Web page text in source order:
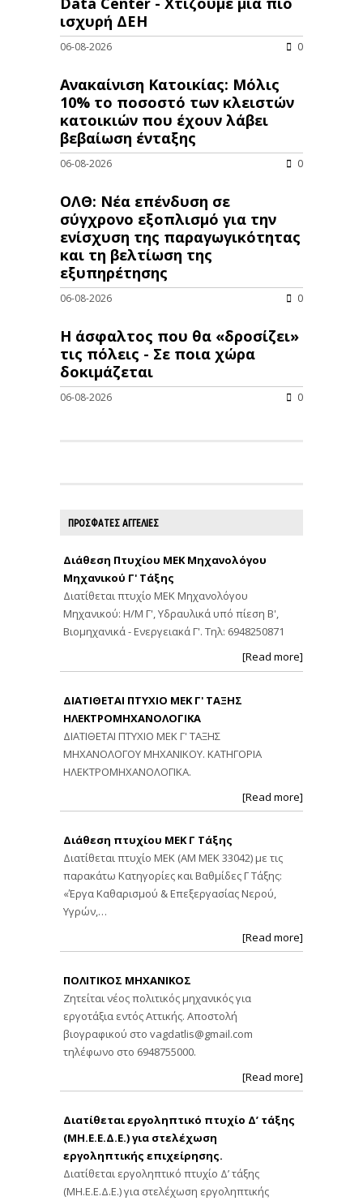
ισχυρή ΔΕΗ
06-08-2026 0
Ανακαίνιση Κατοικίας: Μόλις
10% το ποσοστό των κλειστών
κατοικιών που έχουν λάβει
βεβαίωση ένταξης
06-08-2026 0
ΟΛΘ: Νέα επένδυση σε
σύγχρονο εξοπλισμό για την
ενίσχυση της παραγωγικότητας
και τη βελτίωση της
εξυπηρέτησης
06-08-2026 0
Η άσφαλτος που θα «δροσίζει»
τις πόλεις - Σε ποια χώρα
δοκιμάζεται
06-08-2026 0
ΠΡΟΣΦΑΤΕΣ ΑΓΓΕΛΙΕΣ
Διάθεση Πτυχίου ΜΕΚ Μηχανολόγου
Μηχανικού Γ' Τάξης
Διατίθεται πτυχίο ΜΕΚ Μηχανολόγου
Μηχανικού: Η/Μ Γ', Υδραυλικά υπό πίεση Β',
Βιομηχανικά - Ενεργειακά Γ'. Τηλ: 6948250871
[Read more]
ΔΙΑΤΙΘΕΤΑΙ ΠΤΥΧΙΟ ΜΕΚ Γ' ΤΑΞΗΣ
ΗΛΕΚΤΡΟΜΗΧΑΝΟΛΟΓΙΚΑ
ΔΙΑΤΙΘΕΤΑΙ ΠΤΥΧΙΟ ΜΕΚ Γ' ΤΑΞΗΣ
ΜΗΧΑΝΟΛΟΓΟΥ ΜΗΧΑΝΙΚΟΥ. ΚΑΤΗΓΟΡΙΑ
ΗΛΕΚΤΡΟΜΗΧΑΝΟΛΟΓΙΚΑ.
[Read more]
Διάθεση πτυχίου ΜΕΚ Γ Τάξης
Διατίθεται πτυχίο ΜΕΚ (ΑΜ ΜΕΚ 33042) με τις
παρακάτω Κατηγορίες και Βαθμίδες Γ Τάξης:
«Έργα Καθαρισμού & Επεξεργασίας Νερού,
Υγρών,…
[Read more]
ΠΟΛΙΤΙΚΟΣ ΜΗΧΑΝΙΚΟΣ
Ζητείται νέος πολιτικός μηχανικός για
εργοτάξια εντός Αττικής. Αποστολή
βιογραφικού στο vagdatlis@gmail.com
τηλέφωνο στο 6948755000.
[Read more]
Διατίθεται εργοληπτικό πτυχίο Δ’ τάξης
(ΜΗ.Ε.Ε.Δ.Ε.) για στελέχωση
εργοληπτικής επιχείρησης.
Διατίθεται εργοληπτικό πτυχίο Δ’ τάξης
(ΜΗ.Ε.Ε.Δ.Ε.) για στελέχωση εργοληπτικής